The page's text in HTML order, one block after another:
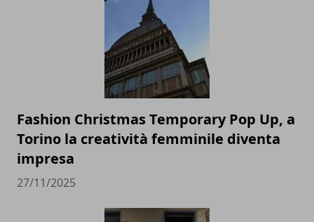
Fashion Christmas Temporary Pop Up, a
Torino la creatività femminile diventa
impresa
27/11/2025